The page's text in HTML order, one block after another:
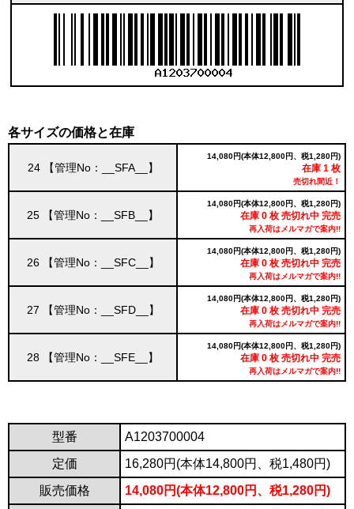
各サイズの価格と在庫
24 【管理No：__SFA__】
14,080円(本体12,800円、税1,280円)
在庫 1 枚
売切れ間近！
25 【管理No：__SFB__】
14,080円(本体12,800円、税1,280円)
在庫 0 枚 売切れ中 完売
再入荷はメルマガで案内!!
26 【管理No：__SFC__】
14,080円(本体12,800円、税1,280円)
在庫 0 枚 売切れ中 完売
再入荷はメルマガで案内!!
27 【管理No：__SFD__】
14,080円(本体12,800円、税1,280円)
在庫 0 枚 売切れ中 完売
再入荷はメルマガで案内!!
28 【管理No：__SFE__】
14,080円(本体12,800円、税1,280円)
在庫 0 枚 売切れ中 完売
再入荷はメルマガで案内!!
型番
A1203700004
定価
16,280円(本体14,800円、税1,480円)
販売価格
14,080円(本体12,800円、税1,280円)